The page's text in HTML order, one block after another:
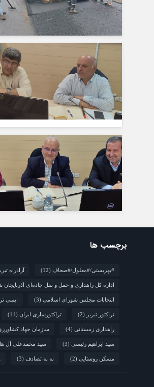
برچسب ها
#بهزیستی/#معلول/#صحاف (12) آزادراه
اداره کل راهداری و حمل و نقل جاده‌ای
انتخابات مجلس شورای اسلامی (3) ایمنی
تراکتور تبریز (2) تراکتورسازی ایران (11)
راهداری زمستانی (4) سازمان جهاد
سید ابراهیم رئیسی (3) سید محمدعلی آل
مسکن روستایی (2) نه به تصادف (3)